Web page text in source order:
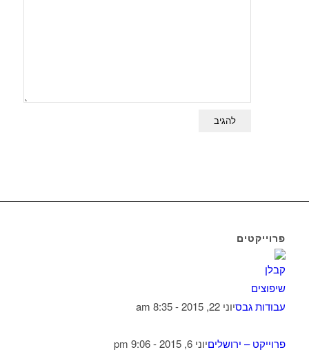
פרוייקטים
עבודות גבסיוני 22, 2015 - 8:35 am
פרוייקט – ירושליםיוני 6, 2015 - 9:06 pm